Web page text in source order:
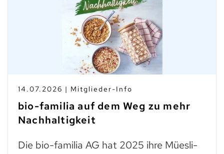
14.07.2026 | Mitglieder-Info
bio-familia auf dem Weg zu mehr
Nachhaltigkeit
Die bio-familia AG hat 2025 ihre Müesli-